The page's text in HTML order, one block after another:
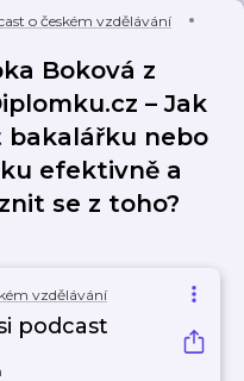
o českém vzdělávání
Boková z
– Jak
bakalářku nebo
efektivně a
se z toho?
vzdělávání
podcast